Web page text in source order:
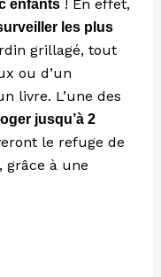
enfants! En effet,
les plus
grillagé, tout
ou d’un
livre. L’une des
jusqu’à 2
le refuge de
grâce à une